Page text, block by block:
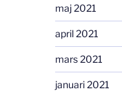
maj 2021
april 2021
mars 2021
januari 2021